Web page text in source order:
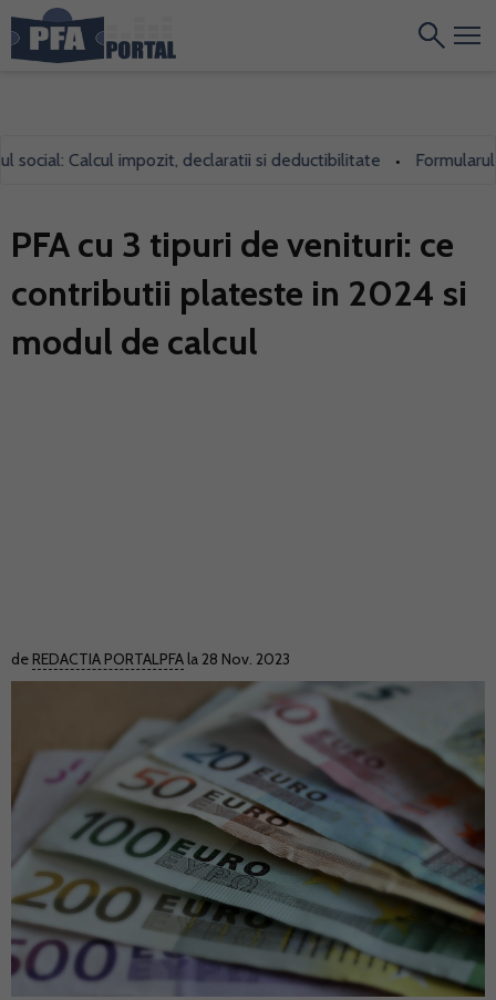
Calcul impozit, declaratii si deductibilitate • Formularul
PFA cu 3 tipuri de venituri: ce
contributii plateste in 2024 si
modul de calcul
de REDACTIA PORTALPFA la 28 Nov. 2023